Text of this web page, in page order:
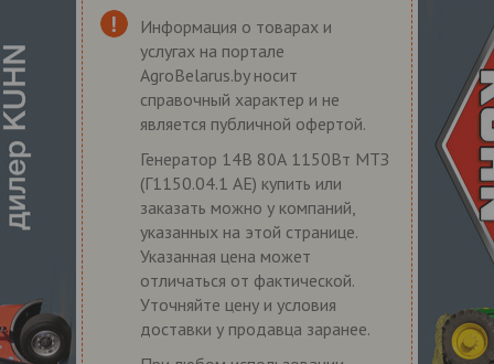
Информация о товарах и
услугах на портале
AgroBelarus.by носит
справочный характер и не
является публичной офертой.
Генератор 14В 80А 1150Вт МТЗ
(Г1150.04.1 АЕ) купить или
заказать можно у компаний,
указанных на этой странице.
Указанная цена может
отличаться от фактической.
Уточняйте цену и условия
доставки у продавца заранее.